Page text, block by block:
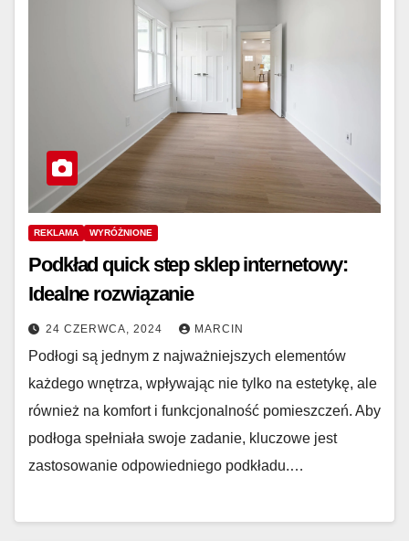
REKLAMA WYRÓŻNIONE
Podkład quick step sklep internetowy:
Idealne rozwiązanie
24 CZERWCA, 2024 MARCIN
Podłogi są jednym z najważniejszych elementów
każdego wnętrza, wpływając nie tylko na estetykę, ale
również na komfort i funkcjonalność pomieszczeń. Aby
podłoga spełniała swoje zadanie, kluczowe jest
zastosowanie odpowiedniego podkładu.…